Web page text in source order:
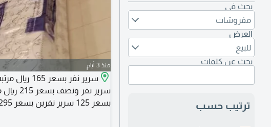
بحث في
مفروشات
العرض
للبيع
بحث عن كلمات
ترتيب حسب
منذ 3 أيام